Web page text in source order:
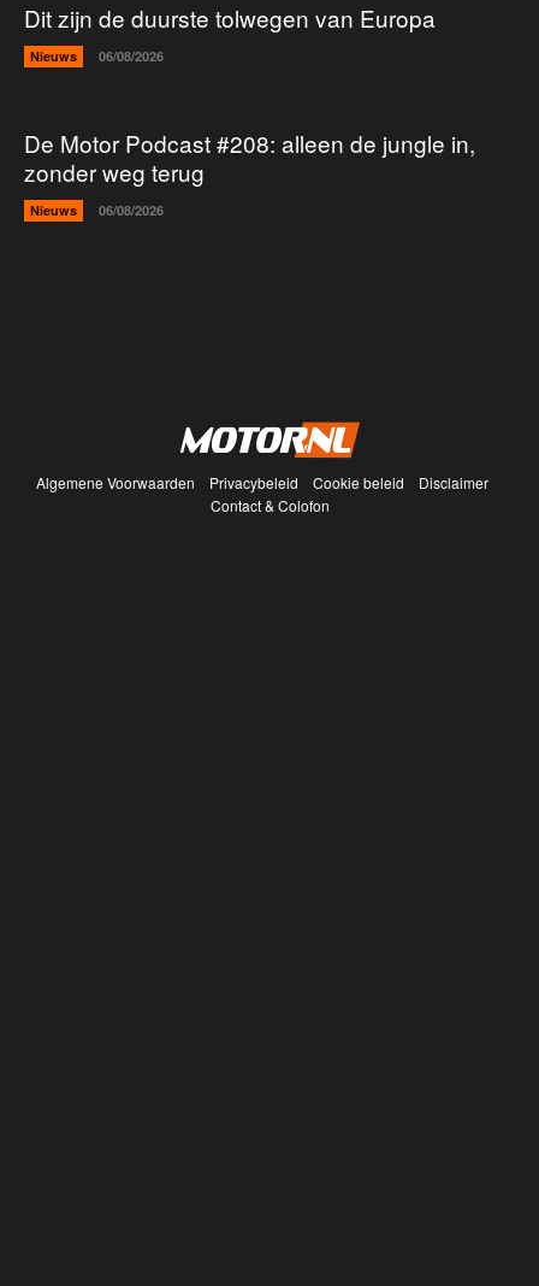
Dit zijn de duurste tolwegen van Europa
Nieuws 06/08/2026
De Motor Podcast #208: alleen de jungle in,
zonder weg terug
Nieuws 06/08/2026
Algemene Voorwaarden Privacybeleid Cookie beleid
Disclaimer
Contact & Colofon